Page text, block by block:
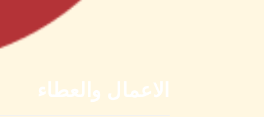
الاعمال والعطاء